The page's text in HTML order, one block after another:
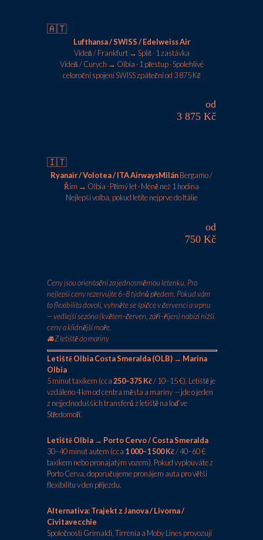
🇦🇹
Lufthansa / SWISS / Edelweiss Air
Vídeň / Frankfurt → Split · 1 zastávka
Vídeň / Curych → Olbia · 1 přestup · Spolehlivé
celoroční spojení SWISS zpáteční od 3 875 Kč
od
3 875 Kč
🇮🇹
Ryanair / Volotea / ITA AirwaysMilánBergamo /
Řím → Olbia · Přímý let · Méně než 1 hodina
Nejlepší volba, pokud letíte nejprve do Itálie
od
750 Kč
Ceny jsou orientační za jednosměrnou letenku. Pro
nejlepší ceny rezervujte 6–8 týdnů předem. Pokud vám
to flexibilita dovolí, vyhněte se špičce v červenci a srpnu
— vedlejší sezóna (květen–červen, září–říjen) nabízí nižší
ceny a klidnější moře.
🚘 Z letiště do mariny
Letiště Olbia Costa Smeralda (OLB) → Marina
Olbia
5 minut taxíkem (cca250–375 Kč/ 10–15 €). Letiště je
vzdáleno 4 km od centra města a mariny — jde o jeden
z nejjednodušších transferů z letiště na loď ve
Středomoří.
Letiště Olbia → Porto Cervo / Costa Smeralda
30–40 minut autem (cca 1 000–1 500 Kč/ 40–60 €
taxíkem nebo pronajatým vozem). Pokud vyplouváte z
Porto Cerva, doporučujeme pronájem auta pro větší
flexibilitu v den příjezdu.
Alternativa: Trajekt z Janova / Livorna /
Civitavecchie
Společnosti Grimaldi, Tirrenia a Moby Lines provozují